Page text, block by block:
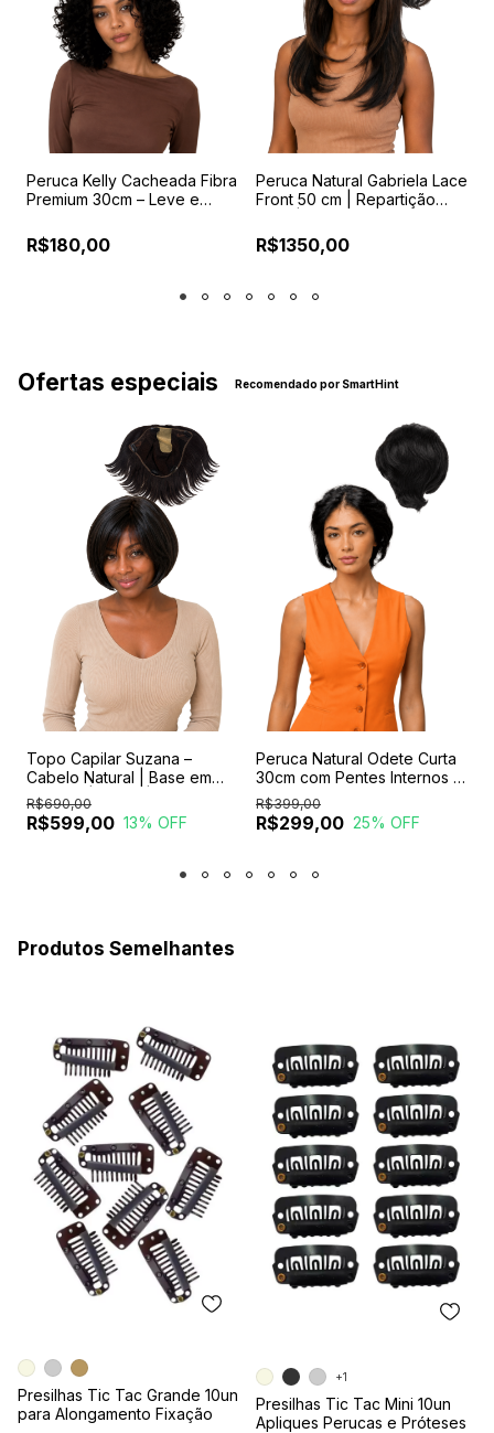
Peruca Kelly Cacheada Fibra
Premium 30cm – Leve e
R$180,00
Peruca Natural Gabriela Lace
Front 50 cm | Repartição
R$1350,00
Ofertas especiais Recomendado por SmartHint
Topo Capilar Suzana –
Cabelo Natural | Base em
Silicone | 25 cm | 5 Pentes
Internos
R$599,00
R$690,00
13% OFF
Peruca Natural Odete Curta
30cm com Pentes Internos e
Regulador
R$299,00
R$399,00
25% OFF
Produtos Semelhantes
Presilhas Tic Tac Grande 10un
para Alongamento Fixação
Presilhas Tic Tac Mini 10un
Apliques Perucas e Próteses
+1